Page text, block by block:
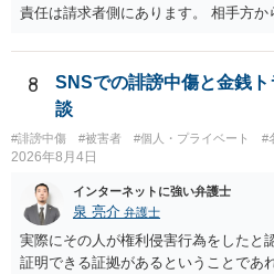
責任は請求者側にあります。 相手方
方が口頭で反論したのは、仮処分は迅
面での反論となれば、より遅延する
はXのため、APのIPアドレスの保存期
求は法律知識が不可欠ですが、それだ
方法を選択することが重要です。
8
SNSでの誹謗中傷と金銭
談
#誹謗中傷 #被害者 #個人・プライベート #
2026年8月4日
インターネットに強い弁護士
泉 亮介 弁護士
実際にその人が権利侵害行為をしたと
証明できる証拠があるということであ